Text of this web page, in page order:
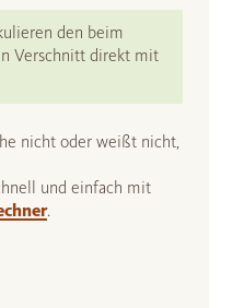
den beim
Verschnitt direkt mit
nicht oder weißt nicht,
und einfach mit
.